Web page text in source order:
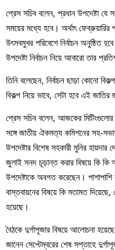
প্রেস সচিব বলেন, প্রধান উপদেষ্টা যে
সময়ের মধ্যে হবে। অর্থাৎ ফেব্রুয়ারির
উৎসবমুখর পরিবেশে নির্বাচন অনুষ্ঠিত
উপদেষ্টা নির্বাচন নিয়ে আবারো তার
তিনি বলেছেন, নির্বাচন ছাড়া কোনো
বিকল্প নিয়ে ভাবে, সেটা হবে এই
প্রেস সচিব বলেন, আজকের মিটিংগুলোর
সঙ্গে জাতীয় ঐকমত্য কমিশনের সহ-
উপদেষ্টার বিশেষ সহকারী মুনির
জুলাই সনদ চূড়ান্ত করার বিষয়ে কি কি
উপদেষ্টাকে অবগত করেছেন।
বাস্তবায়নের বিষয়ে কি মতামত
হয়েছে।
বৈঠকে দুর্গাপূজার বিষয়ে আলোচনা
জানেন সেপ্টেম্বরের শেষ সপ্তাহে